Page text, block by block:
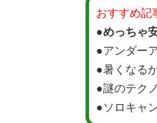
おすすめ記
●めっちゃ
●アンダー
●暑くなる
●謎のテク
●ソロキャ